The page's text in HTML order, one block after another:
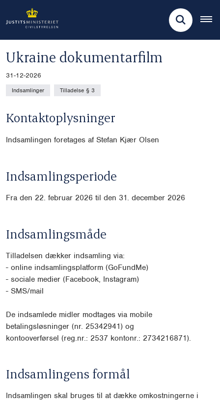
Ukraine dokumentarfilm
31-12-2026
Indsamlinger Tilladelse § 3
Kontaktoplysninger
Indsamlingen foretages af Stefan Kjær Olsen
Indsamlingsperiode
Fra den 22. februar 2026 til den 31. december 2026
Indsamlingsmåde
Tilladelsen dækker indsamling via:
- online indsamlingsplatform (GoFundMe)
- sociale medier (Facebook, Instagram)
- SMS/mail
De indsamlede midler modtages via mobile
betalingsløsninger (nr. 25342941) og
kontooverførsel (reg.nr.: 2537 kontonr.: 2734216871).
Indsamlingens formål
Indsamlingen skal bruges til at dække omkostningerne i